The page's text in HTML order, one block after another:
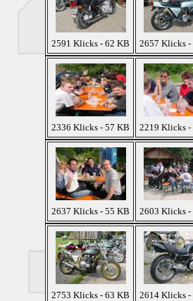
2591 Klicks - 62 KB 2657 Klicks -
2336 Klicks - 57 KB 2219 Klicks -
2637 Klicks - 55 KB 2603 Klicks -
2753 Klicks - 63 KB 2614 Klicks -